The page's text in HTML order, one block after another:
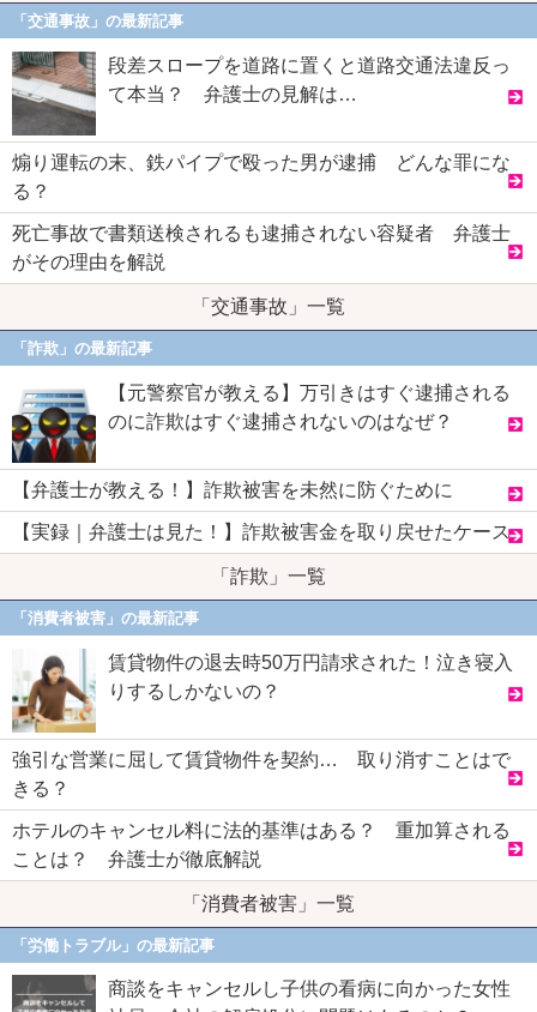
「交通事故」の最新記事
段差スロープを道路に置くと道路交通法違反っ
て本当？ 弁護士の見解は…
煽り運転の末、鉄パイプで殴った男が逮捕 どんな罪にな
る？
死亡事故で書類送検されるも逮捕されない容疑者 弁護士
がその理由を解説
「交通事故」一覧
「詐欺」の最新記事
【元警察官が教える】万引きはすぐ逮捕される
のに詐欺はすぐ逮捕されないのはなぜ？
【弁護士が教える！】詐欺被害を未然に防ぐために
【実録｜弁護士は見た！】詐欺被害金を取り戻せたケース
「詐欺」一覧
「消費者被害」の最新記事
賃貸物件の退去時50万円請求された！泣き寝入
りするしかないの？
強引な営業に屈して賃貸物件を契約… 取り消すことはで
きる？
ホテルのキャンセル料に法的基準はある？ 重加算される
ことは？ 弁護士が徹底解説
「消費者被害」一覧
「労働トラブル」の最新記事
商談をキャンセルし子供の看病に向かった女性